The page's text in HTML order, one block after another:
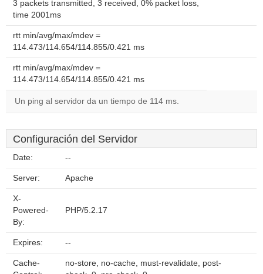
3 packets transmitted, 3 received, 0% packet loss,
time 2001ms
rtt min/avg/max/mdev =
114.473/114.654/114.855/0.421 ms
rtt min/avg/max/mdev =
114.473/114.654/114.855/0.421 ms
Un ping al servidor da un tiempo de 114 ms.
Configuración del Servidor
Date: --
Server: Apache
X-
Powered-
By:
PHP/5.2.17
Expires: --
Cache-
no-store, no-cache, must-revalidate, post-